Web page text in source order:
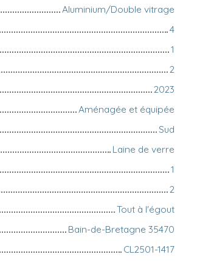
Aluminium/Double vitrage
4
1
2
2023
Aménagée et équipée
Sud
Laine de verre
1
2
Tout à l'égout
Bain-de-Bretagne 35470
CL2501-1417